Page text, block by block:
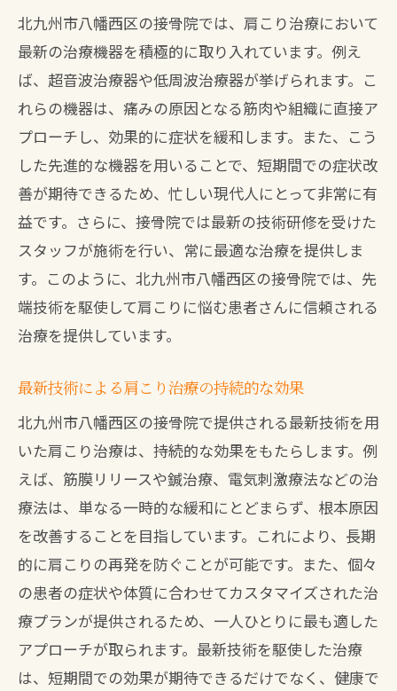
北九州市八幡西区の接骨院では、肩こり治療において
最新の治療機器を積極的に取り入れています。例え
ば、超音波治療器や低周波治療器が挙げられます。こ
れらの機器は、痛みの原因となる筋肉や組織に直接ア
プローチし、効果的に症状を緩和します。また、こう
した先進的な機器を用いることで、短期間での症状改
善が期待できるため、忙しい現代人にとって非常に有
益です。さらに、接骨院では最新の技術研修を受けた
スタッフが施術を行い、常に最適な治療を提供しま
す。このように、北九州市八幡西区の接骨院では、先
端技術を駆使して肩こりに悩む患者さんに信頼される
治療を提供しています。
最新技術による肩こり治療の持続的な効果
北九州市八幡西区の接骨院で提供される最新技術を用
いた肩こり治療は、持続的な効果をもたらします。例
えば、筋膜リリースや鍼治療、電気刺激療法などの治
療法は、単なる一時的な緩和にとどまらず、根本原因
を改善することを目指しています。これにより、長期
的に肩こりの再発を防ぐことが可能です。また、個々
の患者の症状や体質に合わせてカスタマイズされた治
療プランが提供されるため、一人ひとりに最も適した
アプローチが取られます。最新技術を駆使した治療
は、短期間での効果が期待できるだけでなく、健康で